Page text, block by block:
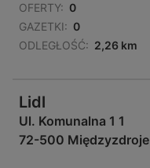
OFERTY: 0
GAZETKI: 0
ODLEGŁOŚĆ: 2,26 km
Lidl
Ul. Komunalna 1 1
72-500 Międzyzdroje